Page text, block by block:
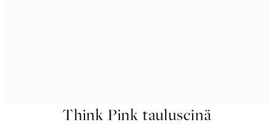
Think Pink tauluseinä